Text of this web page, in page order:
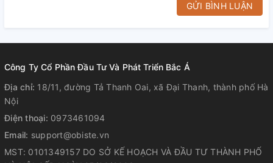
GỬI BÌNH LUẬN
Công Ty Cổ Phần Đầu Tư Và Phát Triển Bắc Á
Địa chỉ: 18/11, đường Tả Thanh Oai, xã Đại Thanh, thành phố Hà
Nội
Điện thoại: 0973461094
Email: support@obiste.vn
MST: 0101349157 DO SỞ KẾ HOẠCH VÀ ĐẦU TƯ THÀNH PHỐ